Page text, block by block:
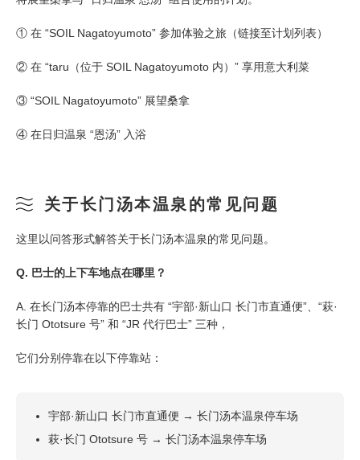
① 在 “SOIL Nagatoyumoto” 参加体验之旅（链接至计划列表）
② 在 “taru（位于 SOIL Nagatoyumoto 内）” 享用意大利菜
③ “SOIL Nagatoyumoto” 展望桑拿
④ 在日归温泉 “恩汤” 入浴
关于长门汤本温泉的常见问题
这里以问答形式解答关于长门汤本温泉的常见问题。
Q. 巴士的上下车地点在哪里？
A. 在长门汤本停靠的巴士共有 “宇部·新山口 长门市直通便”、“萩·
长门 Ototsure 号” 和 “JR 代行巴士” 三种，
它们分别停靠在以下停靠站：
宇部·新山口 长门市直通便 → 长门汤本温泉停车场
萩·长门 Ototsure 号 → 长门汤本温泉停车场